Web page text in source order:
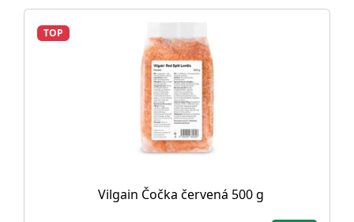
TOP
Vilgain Čočka červená 500 g